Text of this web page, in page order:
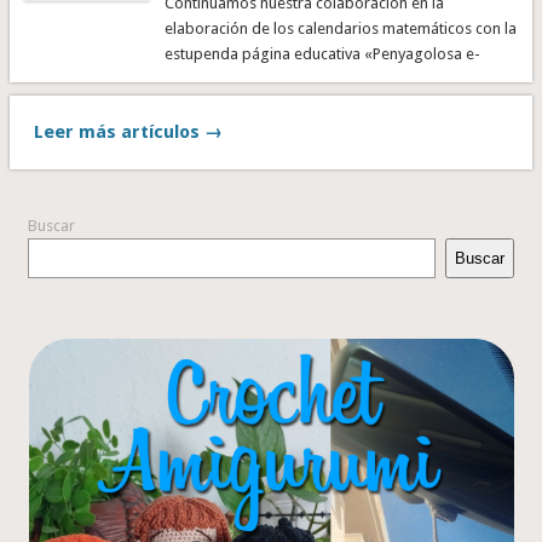
elaboración de los calendarios matemáticos con la
estupenda página educativa «Penyagolosa e-
duca» ofreciendo la realización de los calendarios
Leer más artículos →
Buscar
Buscar